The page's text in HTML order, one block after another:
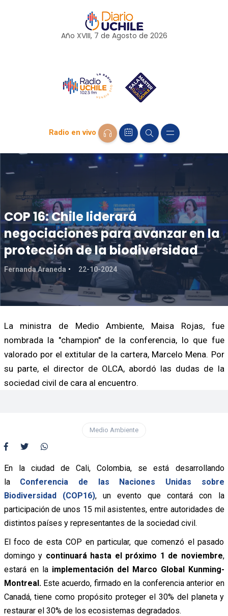
Año XVIII, 7 de Agosto de 2026
Radio en vivo
COP 16: Chile liderará
negociaciones para avanzar en la
protección de la biodiversidad
Fernanda Araneda 22-10-2024
La ministra de Medio Ambiente, Maisa Rojas, fue
nombrada la "champion" de la conferencia, lo que fue
valorado por el extitular de la cartera, Marcelo Mena. Por
su parte, el director de OLCA, abordó las dudas de la
sociedad civil de cara al encuentro.
Medio Ambiente
En la ciudad de Cali, Colombia, se está desarrollando
la Conferencia de las Naciones Unidas sobre
Biodiversidad (COP16), un evento que contará con la
participación de unos 15 mil asistentes, entre autoridades de
distintos países y representantes de la sociedad civil.
El foco de esta COP en particular, que comenzó el pasado
domingo y continuará hasta el próximo 1 de noviembre,
estará en laimplementación del Marco Global Kunming-
Montreal. Este acuerdo, firmado en la conferencia anterior en
Canadá, tiene como propósito proteger el 30% del planeta y
restaurar el 30% de los ecosistemas degradados.